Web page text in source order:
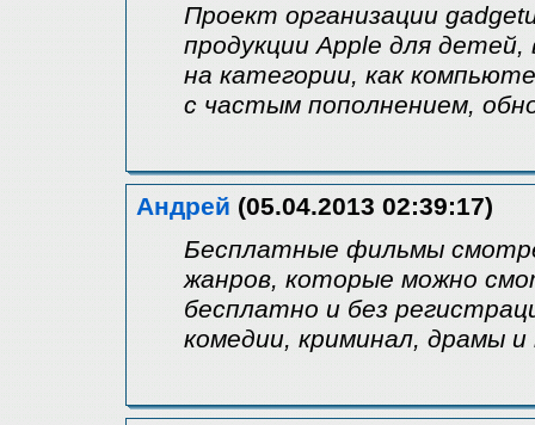
Проект организации
продукции Apple для
на категории, как
с частым пополнением,
Андрей (05.04.2013 02:39:17)
Бесплатные фильмы
жанров, которые можно
бесплатно и без
комедии, криминал, драмы и